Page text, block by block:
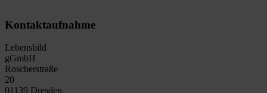
Kontaktaufnahme
Lebensbild
gGmbH
Roscherstraße
20
01139 Dresden